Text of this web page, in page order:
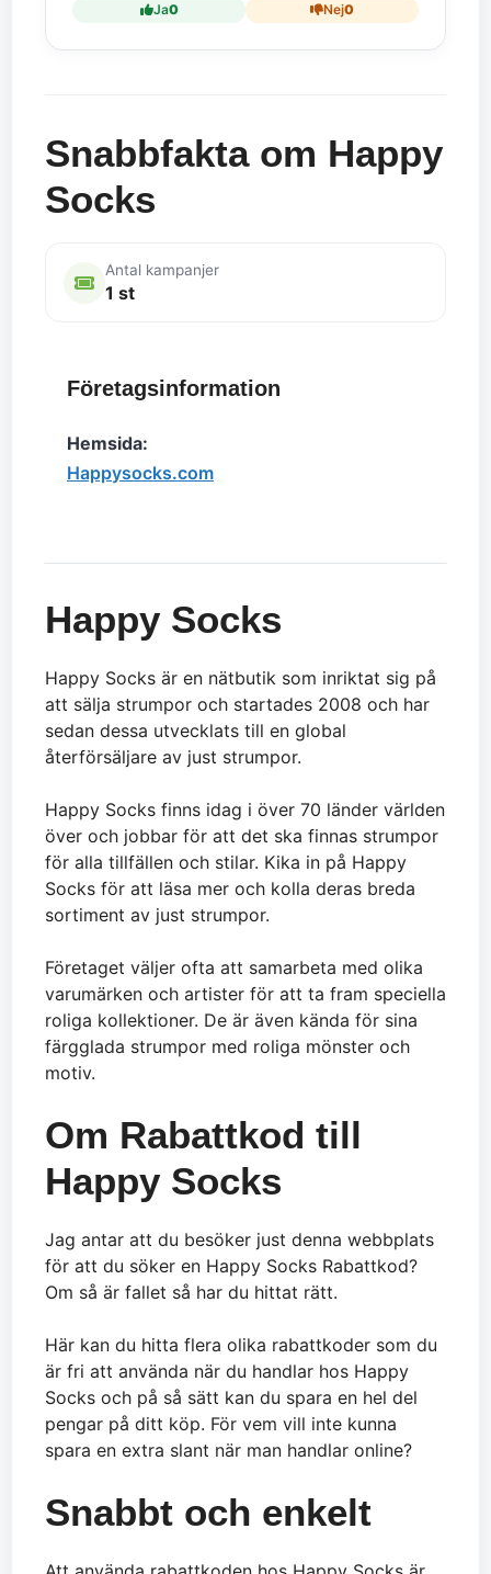
Ja0 Nej0
Snabbfakta om Happy
Socks
Antal kampanjer
1 st
Företagsinformation
Hemsida:
Happysocks.com
Happy Socks
Happy Socks är en nätbutik som inriktat sig på
att sälja strumpor och startades 2008 och har
sedan dessa utvecklats till en global
återförsäljare av just strumpor.
Happy Socks finns idag i över 70 länder världen
över och jobbar för att det ska finnas strumpor
för alla tillfällen och stilar. Kika in på Happy
Socks för att läsa mer och kolla deras breda
sortiment av just strumpor.
Företaget väljer ofta att samarbeta med olika
varumärken och artister för att ta fram speciella
roliga kollektioner. De är även kända för sina
färgglada strumpor med roliga mönster och
motiv.
Om Rabattkod till
Happy Socks
Jag antar att du besöker just denna webbplats
för att du söker en Happy Socks Rabattkod?
Om så är fallet så har du hittat rätt.
Här kan du hitta flera olika rabattkoder som du
är fri att använda när du handlar hos Happy
Socks och på så sätt kan du spara en hel del
pengar på ditt köp. För vem vill inte kunna
spara en extra slant när man handlar online?
Snabbt och enkelt